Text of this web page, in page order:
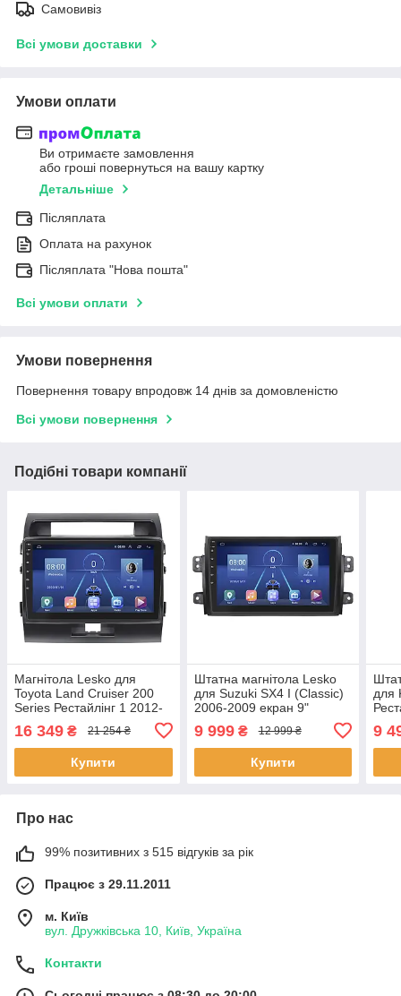
Самовивіз
Всі умови доставки
Умови оплати
Ви отримаєте замовлення
або гроші повернуться на вашу картку
Детальніше
Післяплата
Оплата на рахунок
Післяплата "Нова пошта"
Всі умови оплати
Умови повернення
Повернення товару впродовж 14 днів за домовленістю
Всі умови повернення
Подібні товари компанії
Магнітола Lesko для
Toyota Land Cruiser 200
Series Рестайлінг 1 2012-
2015 екран 10" 4/32Gb 4G
Wi-Fi GPS T 12шт
16 349 ₴ 21 254 ₴
Купити
Штатна магнітола Lesko
для Suzuki SX4 I (Classic)
2006-2009 екран 9"
4/32Gb 4G Wi-Fi GPS Top
1 шт.
9 999₴ 12 999 ₴
Купити
для
Wi-
9
Про нас
99% позитивних з 515 відгуків за рік
Працює з 29.11.2011
м. Київ
вул. Дружківська 10, Київ, Україна
Контакти